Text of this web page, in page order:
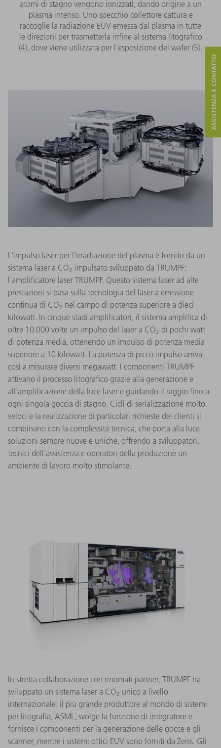
atomi di stagno vengono ionizzati, dando origine a un
plasma intenso. Uno specchio collettore cattura e
raccoglie la radiazione EUV emessa dal plasma in tutte
le direzioni per trasmetterla infine al sistema litografico
(4), dove viene utilizzata per l'esposizione del wafer (5).
L'impulso laser per l'irradiazione del plasma è fornito da un
sistema laser a CO2 impulsato sviluppato da TRUMPF:
l'amplificatore laser TRUMPF. Questo sistema laser ad alte
prestazioni si basa sulla tecnologia del laser a emissione
continua di CO2 nel campo di potenza superiore a dieci
kilowatt. In cinque stadi amplificatori, il sistema amplifica di
oltre 10.000 volte un impulso del laser a CO2 di pochi watt
di potenza media, ottenendo un impulso di potenza media
superiore a 10 kilowatt. La potenza di picco impulso arriva
così a misurare diversi megawatt. I componenti TRUMPF
attivano il processo litografico grazie alla generazione e
all'amplificazione della luce laser e guidando il raggio fino a
ogni singola goccia di stagno. Cicli di serializzazione molto
veloci e la realizzazione di particolari richieste dei clienti si
combinano con la complessità tecnica, che porta alla luce
soluzioni sempre nuove e uniche, offrendo a sviluppatori,
tecnici dell'assistenza e operatori della produzione un
ambiente di lavoro molto stimolante.
In stretta collaborazione con rinomati partner, TRUMPF ha
sviluppato un sistema laser a CO2 unico a livello
internazionale: il più grande produttore al mondo di sistemi
per litografia, ASML, svolge la funzione di integratore e
fornisce i componenti per la generazione delle gocce e gli
scanner, mentre i sistemi ottici EUV sono forniti da Zeiss. Gli
ASSISTENZA E CONTATTO